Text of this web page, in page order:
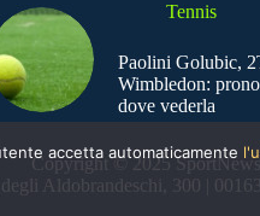
Tennis
Paolini Golubic,
Wimbledon:
dove vederla
Copyright © 2025
Aldobrandeschi, 300 |
accetta automaticamente